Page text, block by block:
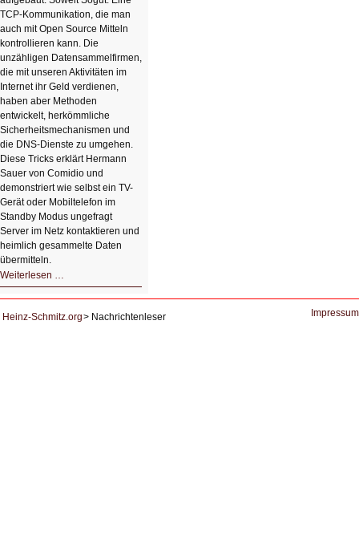
TCP-Kommunikation, die man
auch mit Open Source Mitteln
kontrollieren kann. Die
unzähligen Datensammelfirmen,
die mit unseren Aktivitäten im
Internet ihr Geld verdienen,
haben aber Methoden
entwickelt, herkömmliche
Sicherheitsmechanismen und
die DNS-Dienste zu umgehen.
Diese Tricks erklärt Hermann
Sauer von Comidio und
demonstriert wie selbst ein TV-
Gerät oder Mobiltelefon im
Standby Modus ungefragt
Server im Netz kontaktieren und
heimlich gesammelte Daten
übermitteln.
Weiterlesen …
DNS
Heinz-Schmitz.org
Nachrichtenleser Impressum